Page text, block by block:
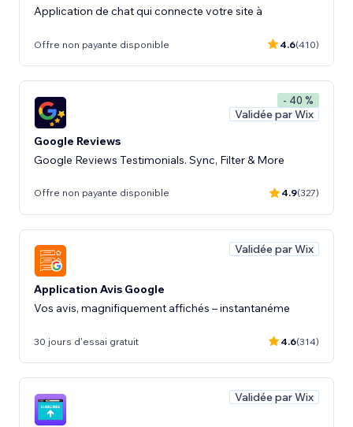
Application de chat qui connecte votre site à
Offre non payante disponible 4.6(410)
- 40 %
Validée par Wix
Google Reviews
Google Reviews Testimonials. Sync, Filter & More
Offre non payante disponible 4.9(327)
Validée par Wix
Application Avis Google
Vos avis, magnifiquement affichés – instantanéme
30 jours d'essai gratuit 4.6(314)
Validée par Wix